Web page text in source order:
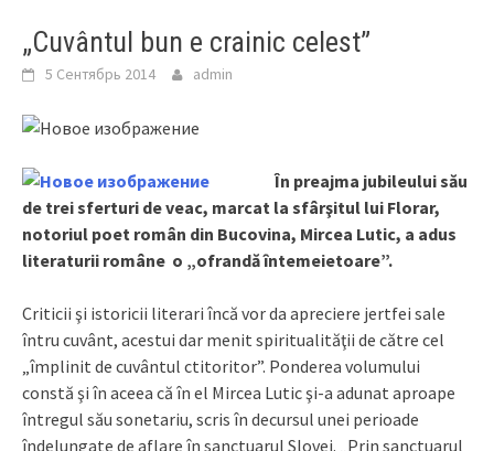
„Cuvântul bun e crainic celest”
5 Сентябрь 2014 admin
În preajma jubileului său
de trei sferturi de veac, marcat la sfârşitul lui Florar,
notoriul poet român din Bucovina, Mircea Lutic, a adus
literaturii române o „ofrandă întemeietoare”.
Criticii şi istoricii literari încă vor da apreciere jertfei sale
întru cuvânt, acestui dar menit spiritualităţii de către cel
„împlinit de cuvântul ctitoritor”. Ponderea volumului
constă şi în aceea că în el Mircea Lutic şi-a adunat aproape
întregul său sonetariu, scris în decursul unei perioade
îndelungate de aflare în sanctuarul Slovei. „Prin sanctuarul